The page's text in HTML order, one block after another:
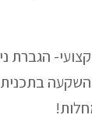
בתכנית